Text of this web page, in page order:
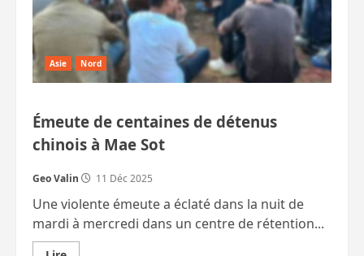
Asie Nord
Émeute de centaines de détenus
chinois à Mae Sot
Geo Valin 11 Déc 2025
Une violente émeute a éclaté dans la nuit de
mardi à mercredi dans un centre de rétention...